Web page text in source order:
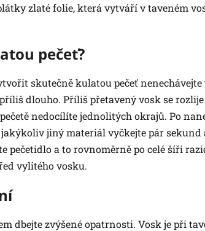
zlaté folie, která vytváří v taveném
pečeť?
skutečně kulatou pečeť nenechávejte
dlouho. Příliš přetavený vosk se
nedocílíte jednolitých okrajů. Po
jiný materiál vyčkejte pár sekund
pečetidlo a to rovnoměrně po celé šíři
vylitého vosku.
dbejte zvýšené opatrnosti. Vosk je při